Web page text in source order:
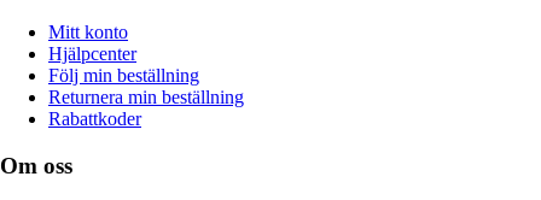
Mitt konto
Hjälpcenter
Följ min beställning
Returnera min beställning
Rabattkoder
Om oss